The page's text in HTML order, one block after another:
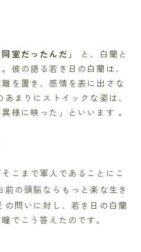
室だったんだ」
と、白蘭と
彼の語る若き日の白蘭は、
を置き、感情を表に出さな
まりにストイックな姿は、
様に映った」といいます 。
こまで軍人であることにこ
前の頭脳ならもっと楽な生き
の問いに対し、若き日の白蘭
でこう答えたのです。